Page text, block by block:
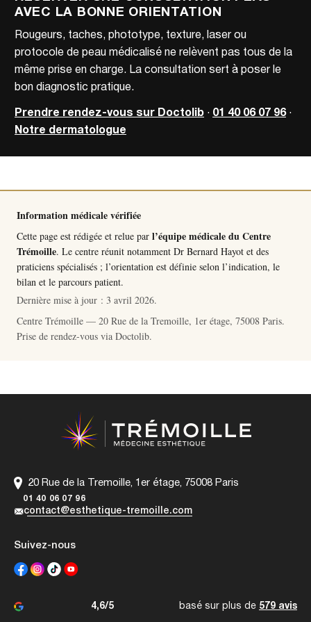
AVEC LA BONNE ORIENTATION
Rougeurs, taches, phototype, texture, laser ou
protocole de peau médicalisé ne relèvent pas tous de la
même prise en charge. La consultation sert à poser le
bon diagnostic pratique.
Prendre rendez-vous sur Doctolib · 01 40 06 07 96·
Notre dermatologue
Information médicale vérifiée
Cette page est rédigée et relue par l’équipe médicale du Centre
Trémoille. Le centre réunit notamment Dr Bernard Hayot et des
praticiens spécialisés ; l’orientation est définie selon l’indication, le
bilan et le parcours patient.
Dernière mise à jour : 3 avril 2026.
Centre Trémoille — 20 Rue de la Tremoille, 1er étage, 75008 Paris.
Prise de rendez-vous via Doctolib.
20 Rue de la Tremoille, 1er étage, 75008 Paris
01 40 06 07 96
contact@esthetique-tremoille.com
Suivez-nous
4,6/5 basé sur plus de 579 avis